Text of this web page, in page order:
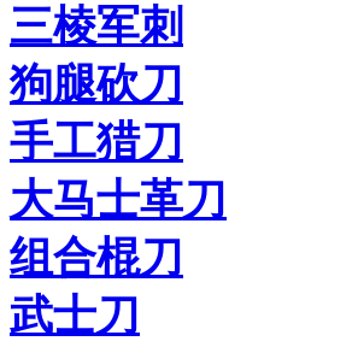
三棱军刺
狗腿砍刀
手工猎刀
大马士革刀
组合棍刀
武士刀